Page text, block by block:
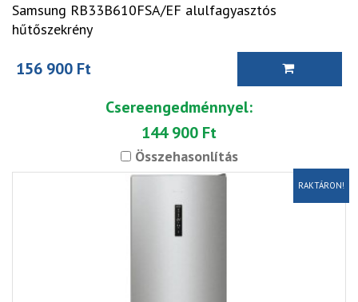
Samsung RB33B610FSA/EF alulfagyasztós
hűtőszekrény
156 900 Ft
Csereengedménnyel:
144 900 Ft
Összehasonlítás
RAKTÁRON!